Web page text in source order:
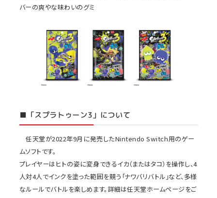
バーの爽やな味わいのグミ
■「スプラトゥーン3」について
任天堂が2022年9月に発売したNintendo Switch用のゲー
ムソフトです。
プレイヤーはヒトの姿に変身できるイカ（またはタコ）を操作し、4
人対4人でインクを塗った範囲を競う「ナワバリバトル」など、多様
なルールでバトルを楽しめます。詳細は任天堂ホームページをご